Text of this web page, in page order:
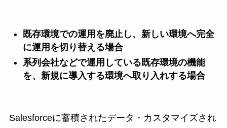
既存環境での運用を廃止し、新しい環境へ完全
に運用を切り替える場合
系列会社などで運用している既存環境の機能
を、新規に導入する環境へ取り入れする場合
Salesforceに蓄積されたデータ・カスタマイズされ